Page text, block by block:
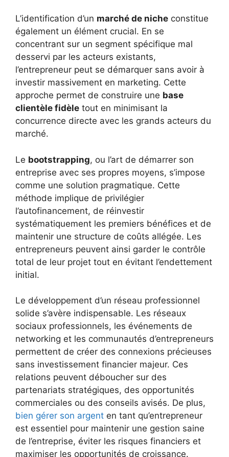
L’identification d’un marché de niche constitue
également un élément crucial. En se
concentrant sur un segment spécifique mal
desservi par les acteurs existants,
l’entrepreneur peut se démarquer sans avoir à
investir massivement en marketing. Cette
approche permet de construire une base
clientèle fidèle tout en minimisant la
concurrence directe avec les grands acteurs du
marché.
Le bootstrapping, ou l’art de démarrer son
entreprise avec ses propres moyens, s’impose
comme une solution pragmatique. Cette
méthode implique de privilégier
l’autofinancement, de réinvestir
systématiquement les premiers bénéfices et de
maintenir une structure de coûts allégée. Les
entrepreneurs peuvent ainsi garder le contrôle
total de leur projet tout en évitant l’endettement
initial.
Le développement d’un réseau professionnel
solide s’avère indispensable. Les réseaux
sociaux professionnels, les événements de
networking et les communautés d’entrepreneurs
permettent de créer des connexions précieuses
sans investissement financier majeur. Ces
relations peuvent déboucher sur des
partenariats stratégiques, des opportunités
commerciales ou des conseils avisés. De plus,
bien gérer son argent en tant qu’entrepreneur
est essentiel pour maintenir une gestion saine
de l’entreprise, éviter les risques financiers et
maximiser les opportunités de croissance.